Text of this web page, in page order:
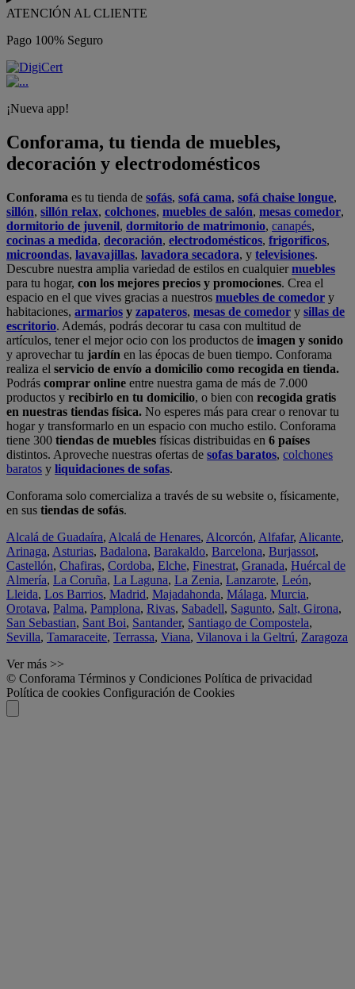
ATENCIÓN AL CLIENTE
Pago 100% Seguro
¡Nueva app!
Conforama, tu tienda de muebles,
decoración y electrodomésticos
Conforama es tu tienda de sofás, sofá cama, sofá chaise longue,
sillón, sillón relax, colchones, muebles de salón, mesas comedor,
dormitorio de juvenil, dormitorio de matrimonio, canapés,
cocinas a medida, decoración, electrodomésticos, frigoríficos,
microondas, lavavajillas, lavadora secadora, y televisiones.
Descubre nuestra amplia variedad de estilos en cualquiermuebles
para tu hogar, con los mejores precios y promociones. Crea el
espacio en el que vives gracias a nuestros muebles de comedor y
habitaciones, armarios y zapateros, mesas de comedor y sillas de
escritorio. Además, podrás decorar tu casa con multitud de
artículos, tener el mejor ocio con los productos de imagen y sonido
y aprovechar tu jardín en las épocas de buen tiempo. Conforama
realiza el servicio de envío a domicilio como recogida en tienda.
Podrás comprar online entre nuestra gama de más de 7.000
productos y recibirlo en tu domicilio, o bien con recogida gratis
en nuestras tiendas física. No esperes más para crear o renovar tu
hogar y transformarlo en un espacio con mucho estilo. Conforama
tiene 300 tiendas de muebles físicas distribuidas en 6 países
distintos. Aproveche nuestras ofertas de sofas baratos, colchones
baratos y liquidaciones de sofas.
Conforama solo comercializa a través de su website o, físicamente,
en sus tiendas de sofás.
Alcalá de Guadaíra, Alcalá de Henares, Alcorcón, Alfafar, Alicante,
Arinaga, Asturias, Badalona, Barakaldo, Barcelona, Burjassot,
Castellón, Chafiras, Cordoba, Elche, Finestrat, Granada, Huércal de
Almería, La Coruña, La Laguna, La Zenia, Lanzarote, León,
Lleida, Los Barrios, Madrid, Majadahonda, Málaga, Murcia,
Orotava, Palma, Pamplona, Rivas, Sabadell, Sagunto, Salt, Girona,
San Sebastian, Sant Boi, Santander, Santiago de Compostela,
Sevilla, Tamaraceite, Terrassa, Viana, Vilanova i la Geltrú, Zaragoza
Ver más >>
© Conforama Términos y Condiciones Política de privacidad
Política de cookies Configuración de Cookies